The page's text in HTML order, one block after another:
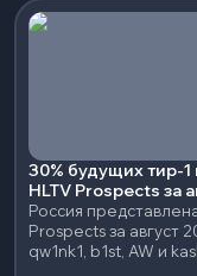
30% будущих тир-1
HLTV Prospects за
Россия
Prospects за август
qw1nk1, b1st, AW и